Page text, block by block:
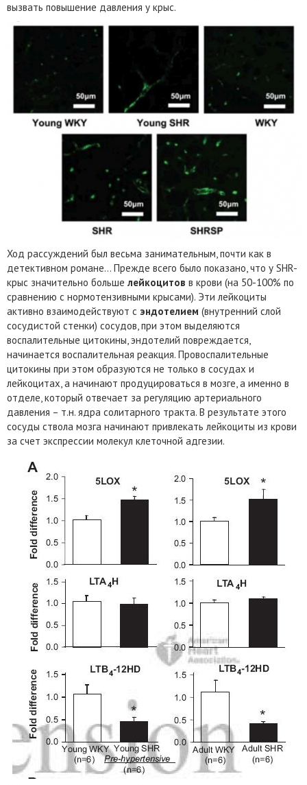
вызвать повышение давления у крыс.
Ход рассуждений был весьма занимательным, почти как в
детективном романе… Прежде всего было показано, что у SHR-
крыс значительно больше лейкоцитов в крови (на 50-100% по
сравнению с нормотензивными крысами). Эти лейкоциты
активно взаимодействуют с эндотелием (внутренний слой
сосудистой стенки) сосудов, при этом выделяются
воспалительные цитокины, эндотелий повреждается,
начинается воспалительная реакция. Провоспалительные
цитокины при этом образуются не только в сосудах и
лейкоцитах, а начинают продуцироваться в мозге, а именно в
отделе, который отвечает за регуляцию артериального
давления – т.н. ядра солитарного тракта. В результате этого
сосуды ствола мозга начинают привлекать лейкоциты из крови
за счет экспрессии молекул клеточной адгезии.